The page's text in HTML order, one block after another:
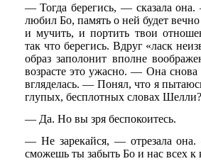
— Тогда берегись, — сказала
любил Бо, память о ней будет вечно
и мучить, и портить твои
так что берегись. Вдруг «ласк
образ заполонит вполне
возрасте это ужасно. — Она снова
вгляделась. — Понял, что я
глупых, бесплотных словах Шелли?
— Да. Но вы зря беспокоитесь.
— Не зарекайся, — отрезала
сможешь ты забыть Бо и нас всех к